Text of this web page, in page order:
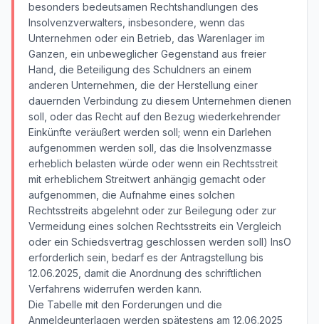
besonders bedeutsamen Rechtshandlungen des
Insolvenzverwalters, insbesondere, wenn das
Unternehmen oder ein Betrieb, das Warenlager im
Ganzen, ein unbeweglicher Gegenstand aus freier
Hand, die Beteiligung des Schuldners an einem
anderen Unternehmen, die der Herstellung einer
dauernden Verbindung zu diesem Unternehmen dienen
soll, oder das Recht auf den Bezug wiederkehrender
Einkünfte veräußert werden soll; wenn ein Darlehen
aufgenommen werden soll, das die Insolvenzmasse
erheblich belasten würde oder wenn ein Rechtsstreit
mit erheblichem Streitwert anhängig gemacht oder
aufgenommen, die Aufnahme eines solchen
Rechtsstreits abgelehnt oder zur Beilegung oder zur
Vermeidung eines solchen Rechtsstreits ein Vergleich
oder ein Schiedsvertrag geschlossen werden soll) InsO
erforderlich sein, bedarf es der Antragstellung bis
12.06.2025, damit die Anordnung des schriftlichen
Verfahrens widerrufen werden kann.
Die Tabelle mit den Forderungen und die
Anmeldeunterlagen werden spätestens am 12.06.2025